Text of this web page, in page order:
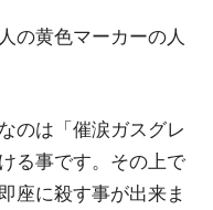
の黄色マーカーの人
のは「催涙ガスグレ
る事です。その上で
座に殺す事が出来ま